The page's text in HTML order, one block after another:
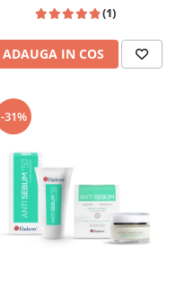
(1)
ADAUGA IN COS
-31%